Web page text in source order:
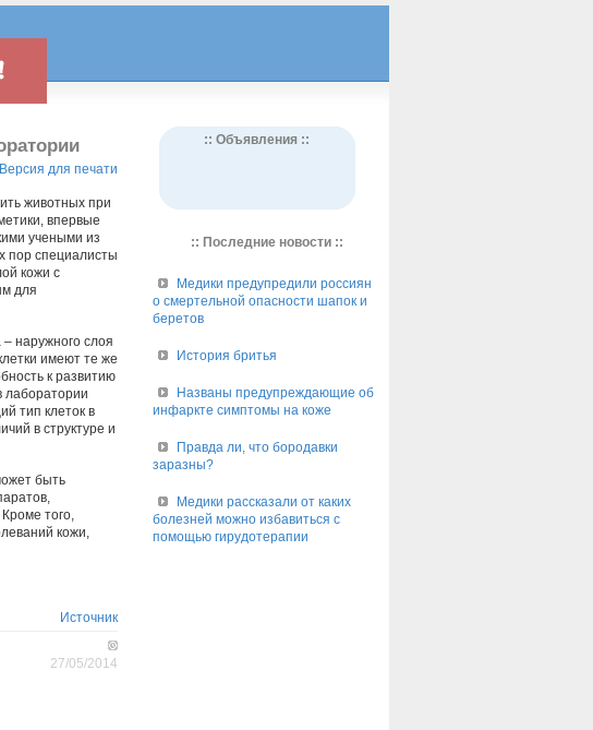
Версия для печати
животных при
впервые
учеными из
пор специалисты
кожи с
для
наружного слоя
имеют те же
к развитию
лаборатории
тип клеток в
в структуре и
быть
того,
кожи,
Источник
27/05/2014
:: Объявления ::
:: Последние новости ::
Медики предупредили россиян
о смертельной опасности шапок и
беретов
История бритья
Названы предупреждающие об
инфаркте симптомы на коже
Правда ли, что бородавки
заразны?
Медики рассказали от каких
болезней можно избавиться с
помощью гирудотерапии